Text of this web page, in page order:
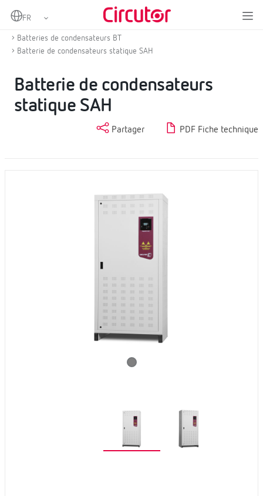
Home
Batteries de condensateurs BT
Batterie de condensateurs statique SAH
Batterie de condensateurs
statique SAH
Partager PDF Fiche technique